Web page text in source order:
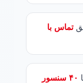
تماس با
۴۰ سنسور